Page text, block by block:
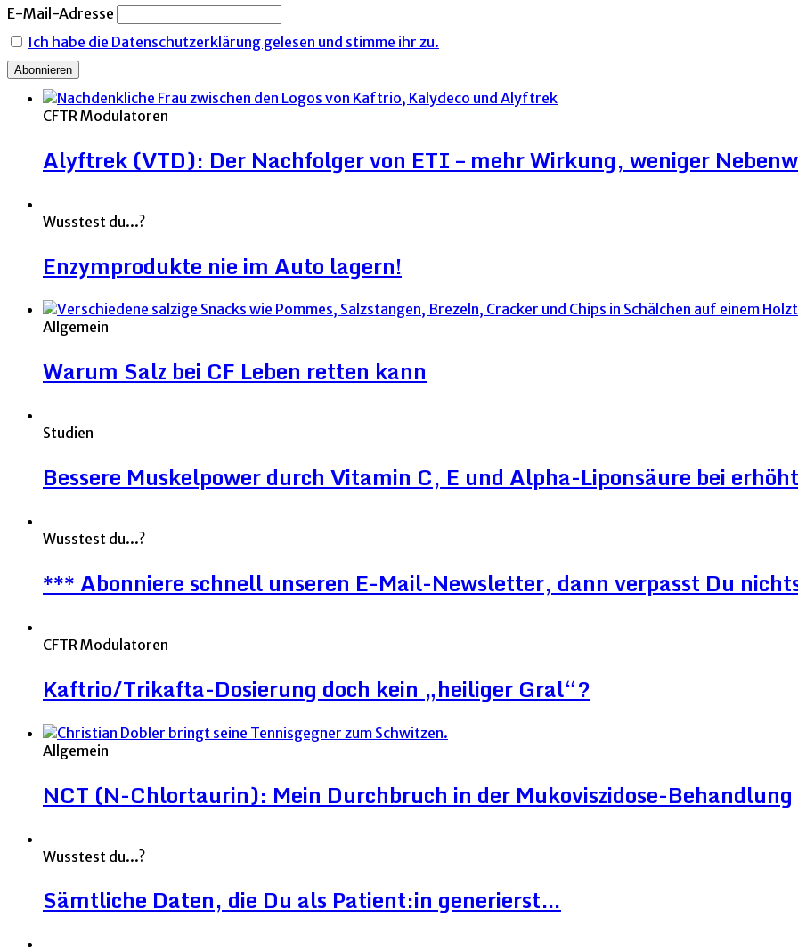
E-Mail-Adresse
Ich habe die Datenschutzerklärung gelesen und stimme ihr zu.
CFTR Modulatoren
Alyftrek (VTD): Der Nachfolger von ETI – mehr Wirkung, weniger
Wusstest du...?
Enzymprodukte nie im Auto lagern!
Allgemein
Warum Salz bei CF Leben retten kann
Studien
Bessere Muskelpower durch Vitamin C, E und Alpha-Liponsäure bei
Wusstest du...?
*** Abonniere schnell unseren E-Mail-Newsletter, dann verpasst Du
CFTR Modulatoren
Kaftrio/Trikafta-Dosierung doch kein „heiliger Gral“?
Allgemein
NCT (N-Chlortaurin): Mein Durchbruch in der Mukoviszidose-Behandlung
Wusstest du...?
Sämtliche Daten, die Du als Patient:in generierst…